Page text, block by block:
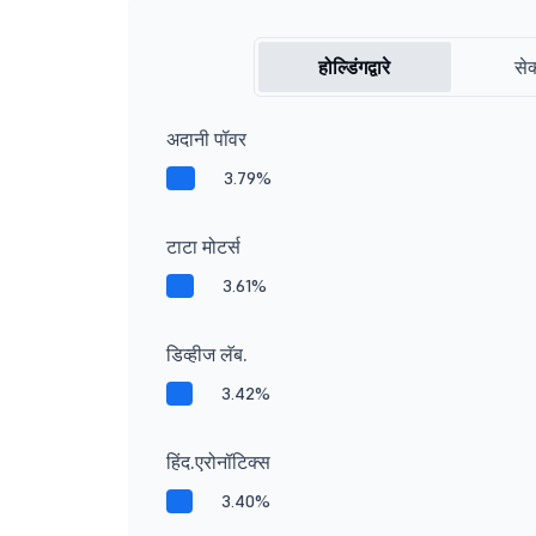
होल्डिंगद्वारे
अदानी पॉवर
3.79%
टाटा मोटर्स
3.61%
डिव्हीज लॅब.
3.42%
हिंद.एरोनॉटिक्स
3.40%